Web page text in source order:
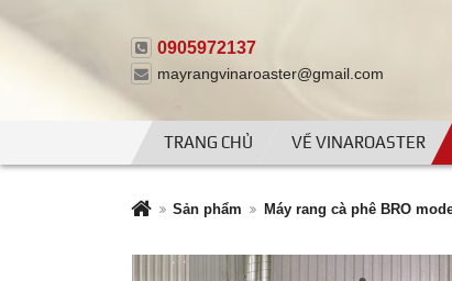
0905972137
mayrangvinaroaster@gmail.com
TRANG CHỦ VỀ VINAROASTER
Sản phẩm Máy rang cà phê BRO